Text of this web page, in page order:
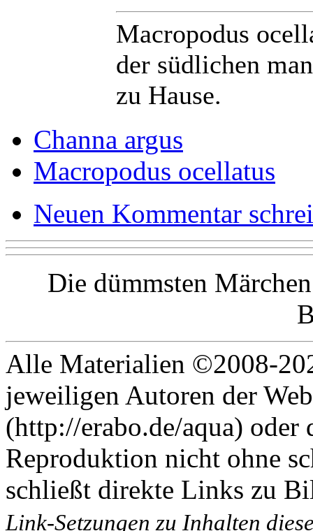
Macropodus
der südlichen
zu Hause.
Channa argus
Macropodus ocellatus
Neuen Kommentar
Die dümmsten
Alle Materialien ©2008-
jeweiligen Autoren der
(http://erabo.de/aqua) oder
Reproduktion nicht ohne
schließt direkte Links zu
Link-Setzungen zu Inhalten